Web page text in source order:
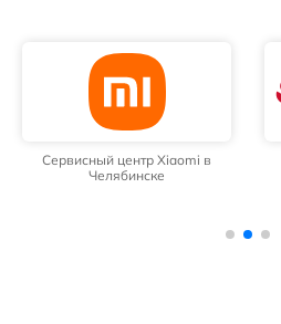
Сервисный центр Xiaomi в
Челябинске